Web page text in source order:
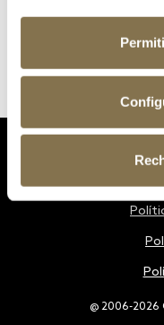
@ 2006-2026